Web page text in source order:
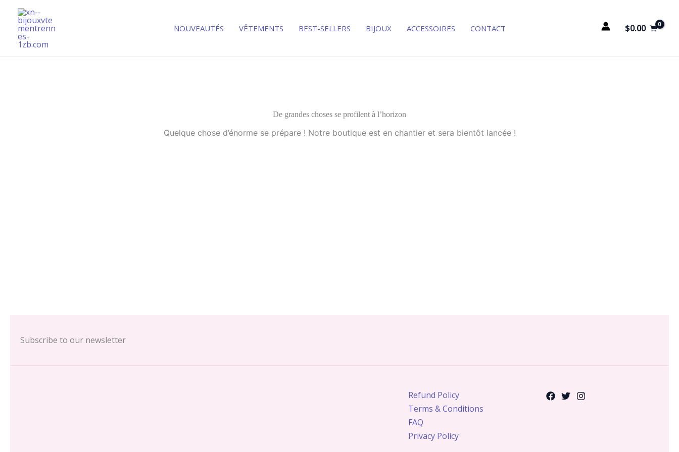
contenu
NOUVEAUTÉS VÊTEMENTS BEST-SELLERS BIJOUX ACCESSOIRES CONTACT $0.00
De grandes choses se profilent à l’horizon
Quelque chose d’énorme se prépare ! Notre boutique est en chantier et sera bientôt lancée !
Subscribe to our newsletter
Refund Policy
Terms & Conditions
FAQ
Privacy Policy